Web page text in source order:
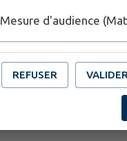
Mesure d'audience
REFUSER